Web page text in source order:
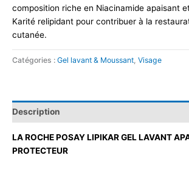
composition riche en Niacinamide apaisant
Karité relipidant pour contribuer à la
cutanée.
Catégories : Gel lavant & Moussant, Visage
Description
LA ROCHE POSAY LIPIKAR GEL LAVANT
PROTECTEUR